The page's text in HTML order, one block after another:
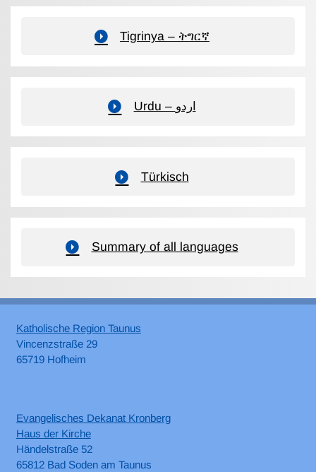
Tigrinya – ትግርኛ
Urdu – اردو
Türkisch
Summary of all languages
Katholische Region Taunus
Vincenzstraße 29
65719 Hofheim
Evangelisches Dekanat Kronberg
Haus der Kirche
Händelstraße 52
65812 Bad Soden am Taunus